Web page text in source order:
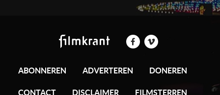
ABONNEREN ADVERTEREN DONEREN
CONTACT DISCLAIMER FILMSTERREN